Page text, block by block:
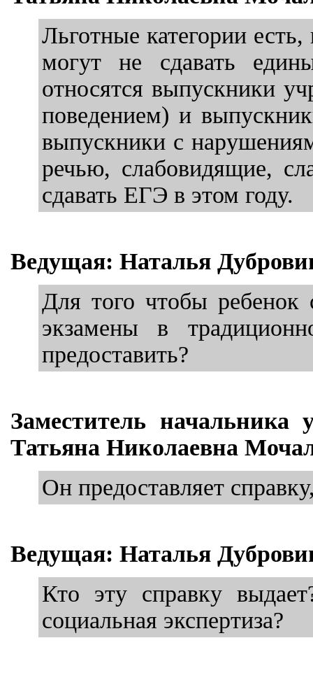
Льготные категории
могут не сдавать
относятся выпускники
поведением) и
выпускники с
речью, слабовидящие,
сдавать ЕГЭ в этом году.
Ведущая: Наталья
Для того чтобы ребенок
экзамены в
предоставить?
Заместитель начальника
Татьяна Николаевна
Он предоставляет
Ведущая: Наталья
Кто эту справку
социальная экспертиза?